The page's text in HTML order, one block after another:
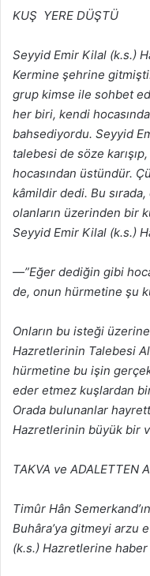
KUŞ YERE DÜŞTÜ
Seyyid Emir Kilal (k.s.)
Kermine şehrine
grup kimse ile sohbet
her biri, kendi
bahsediyordu. Seyyid
talebesi de söze
hocasından üstündür.
kâmildir dedi. Bu
olanların üzerinden bir
Seyyid Emir Kilal (k.s.)
—”Eğer dediğin gibi
de, onun hürmetine şu
Onların bu isteği
Hazretlerinin Talebesi
hürmetine bu işin
eder etmez kuşlardan
Orada bulunanlar
Hazretlerinin büyük bir
TAKVA ve ADALETTEN
Timûr Hân
Buhâra’ya gitmeyi arzu
(k.s.) Hazretlerine